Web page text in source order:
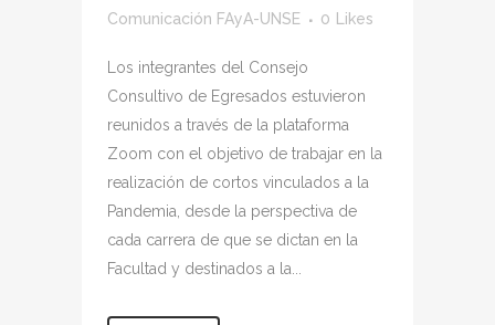
Comunicación FAyA-UNSE
0 Likes
Los integrantes del Consejo
Consultivo de Egresados estuvieron
reunidos a través de la plataforma
Zoom con el objetivo de trabajar en la
realización de cortos vinculados a la
Pandemia, desde la perspectiva de
cada carrera de que se dictan en la
Facultad y destinados a la...